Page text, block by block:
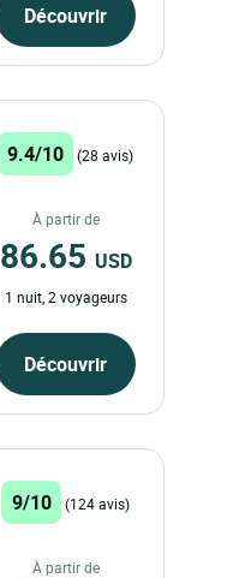
Découvrir
9.4/10 (28 avis)
À partir de
86.65 USD
1 nuit, 2 voyageurs
Découvrir
9/10 (124 avis)
À partir de